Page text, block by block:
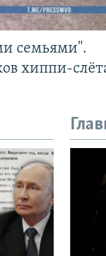
семьями".
хиппи-